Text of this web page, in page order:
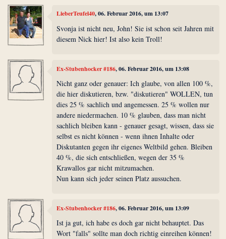
LieberTeufel40, 06. Februar 2016, um 13:07
Svonja ist nicht neu, John! Sie ist schon seit Jahren mit
diesem Nick hier! Ist also kein Troll!
Ex-Stubenhocker #186, 06. Februar 2016, um 13:08
Nicht ganz oder genauer: Ich glaube, von allen 100 %,
die hier diskutieren, bzw. "diskutieren" WOLLEN, tun
dies 25 % sachlich und angemessen. 25 % wollen nur
andere niedermachen. 10 % glauben, dass man nicht
sachlich bleiben kann - genauer gesagt, wissen, dass sie
selbst es nicht können - wenn ihnen Inhalte oder
Diskutanten gegen ihr eigenes Weltbild gehen. Bleiben
40 %, die sich entschließen, wegen der 35 %
Krawallos gar nicht mitzumachen.
Nun kann sich jeder seinen Platz aussuchen.
Ex-Stubenhocker #186, 06. Februar 2016, um 13:09
Ist ja gut, ich habe es doch gar nicht behauptet. Das
Wort "falls" sollte man doch richtig einreihen können!